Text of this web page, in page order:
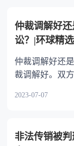
仲裁调解好
讼？|环球精选
仲裁调解好还
裁调解好。双
2023-07-07
非法传销被